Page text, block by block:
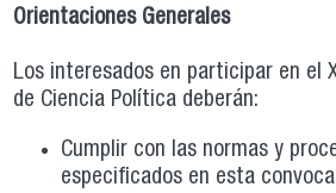
Orientaciones Generales
Los interesados en participar en el
de Ciencia Política deberán:
Cumplir con las normas y
especificados en esta